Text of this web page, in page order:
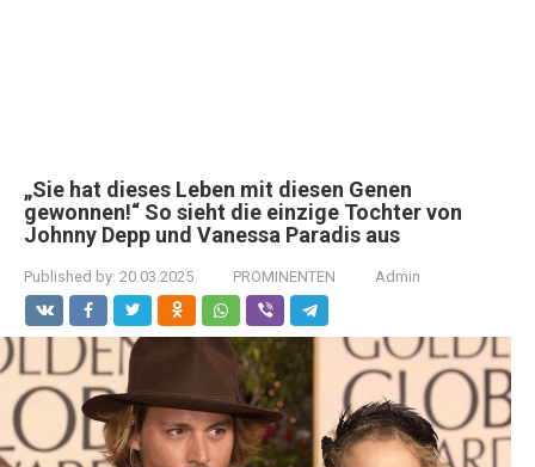
„Sie hat dieses Leben mit diesen Genen
gewonnen!“ So sieht die einzige Tochter von
Johnny Depp und Vanessa Paradis aus
Published by: 20.03.2025 PROMINENTEN Admin